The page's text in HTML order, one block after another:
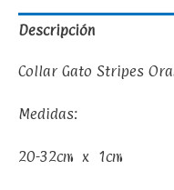
Descripción
Collar Gato Stripes
Medidas:
20-32cm x 1cm